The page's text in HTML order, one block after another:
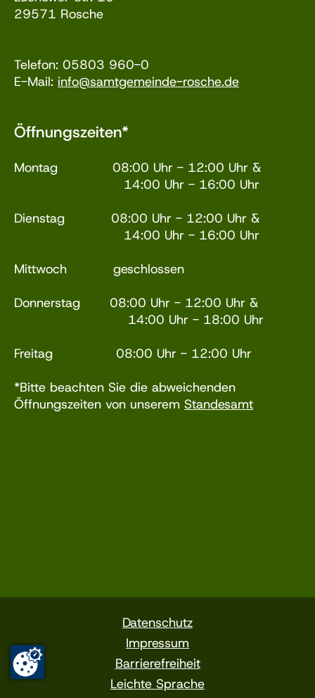
29571 Rosche
Telefon: 05803 960-0
E-Mail: info@samtgemeinde-rosche.de
Öffnungszeiten*
Montag 08:00 Uhr - 12:00 Uhr &
14:00 Uhr - 16:00 Uhr
Dienstag 08:00 Uhr - 12:00 Uhr &
14:00 Uhr - 16:00 Uhr
Mittwoch geschlossen
Donnerstag 08:00 Uhr - 12:00 Uhr &
14:00 Uhr - 18:00 Uhr
Freitag 08:00 Uhr - 12:00 Uhr
*Bitte beachten Sie die abweichenden
Öffnungszeiten von unserem Standesamt
Datenschutz
Impressum
Barrierefreiheit
Leichte Sprache